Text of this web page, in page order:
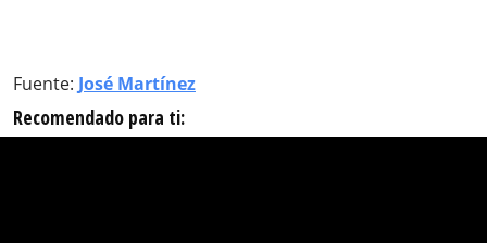
Fuente: José Martínez
Recomendado para ti: